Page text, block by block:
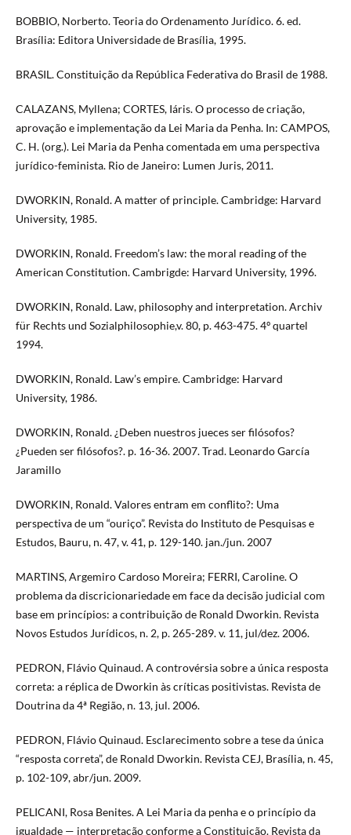
BOBBIO, Norberto. Teoria do Ordenamento Jurídico. 6. ed.
Brasília: Editora Universidade de Brasília, 1995.
BRASIL. Constituição da República Federativa do Brasil de 1988.
CALAZANS, Myllena; CORTES, Iáris. O processo de criação,
aprovação e implementação da Lei Maria da Penha. In: CAMPOS,
C. H. (org.). Lei Maria da Penha comentada em uma perspectiva
jurídico-feminista. Rio de Janeiro: Lumen Juris, 2011.
DWORKIN, Ronald. A matter of principle. Cambridge: Harvard
University, 1985.
DWORKIN, Ronald. Freedom’s law: the moral reading of the
American Constitution. Cambrigde: Harvard University, 1996.
DWORKIN, Ronald. Law, philosophy and interpretation. Archiv
für Rechts und Sozialphilosophie,v. 80, p. 463-475. 4º quartel
1994.
DWORKIN, Ronald. Law’s empire. Cambridge: Harvard
University, 1986.
DWORKIN, Ronald. ¿Deben nuestros jueces ser filósofos?
¿Pueden ser filósofos?. p. 16-36. 2007. Trad. Leonardo García
Jaramillo
DWORKIN, Ronald. Valores entram em conflito?: Uma
perspectiva de um “ouriço”. Revista do Instituto de Pesquisas e
Estudos, Bauru, n. 47, v. 41, p. 129-140. jan./jun. 2007
MARTINS, Argemiro Cardoso Moreira; FERRI, Caroline. O
problema da discricionariedade em face da decisão judicial com
base em princípios: a contribuição de Ronald Dworkin. Revista
Novos Estudos Jurídicos, n. 2, p. 265-289. v. 11, jul/dez. 2006.
PEDRON, Flávio Quinaud. A controvérsia sobre a única resposta
correta: a réplica de Dworkin às críticas positivistas. Revista de
Doutrina da 4ª Região, n. 13, jul. 2006.
PEDRON, Flávio Quinaud. Esclarecimento sobre a tese da única
“resposta correta”, de Ronald Dworkin. Revista CEJ, Brasília, n. 45,
p. 102-109, abr/jun. 2009.
PELICANI, Rosa Benites. A Lei Maria da penha e o princípio da
igualdade — interpretação conforme a Constituição. Revista da